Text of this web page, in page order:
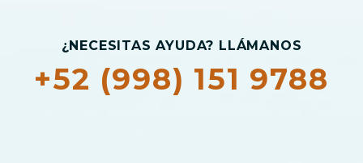
¿NECESITAS AYUDA? LLÁMANOS
+52 (998) 151 9788